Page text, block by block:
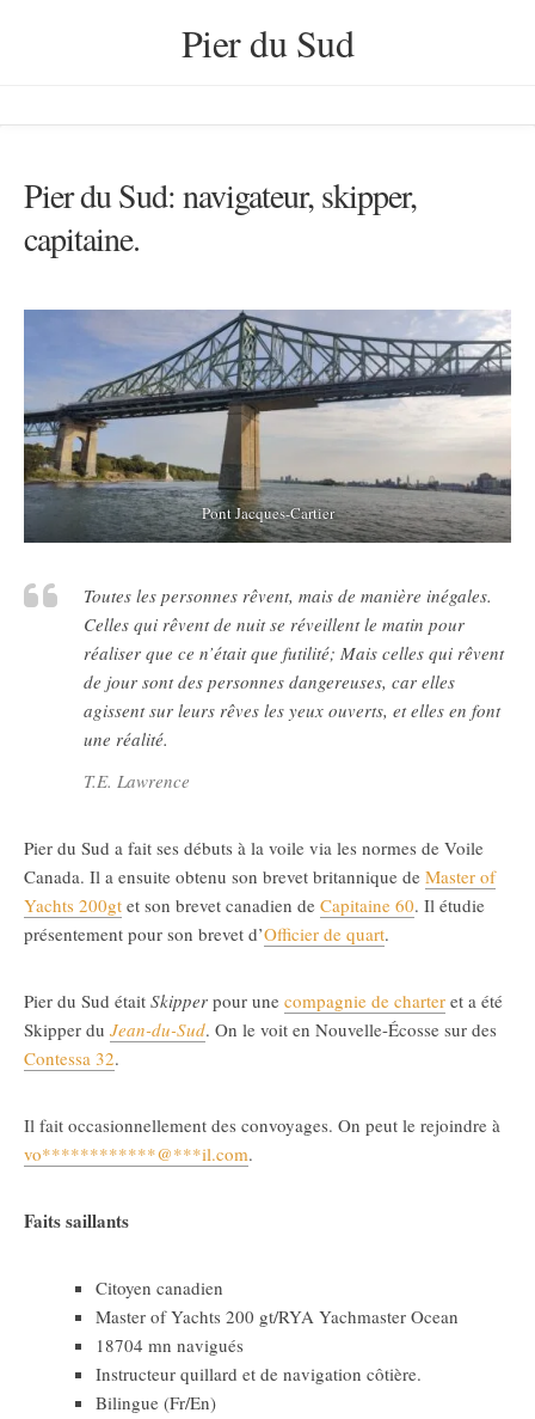
Pier du Sud
Pier du Sud: navigateur, skipper,
capitaine.
Pont Jacques-Cartier
Toutes les personnes rêvent, mais de manière inégales.
Celles qui rêvent de nuit se réveillent le matin pour
réaliser que ce n’était que futilité; Mais celles qui rêvent
de jour sont des personnes dangereuses, car elles
agissent sur leurs rêves les yeux ouverts, et elles en font
une réalité.
T.E. Lawrence
Pier du Sud a fait ses débuts à la voile via les normes de Voile
Canada. Il a ensuite obtenu son brevet britannique de Master of
Yachts 200gt et son brevet canadien de Capitaine 60. Il étudie
présentement pour son brevet d’Officier de quart.
Pier du Sud était Skipper pour une compagnie de charter et a été
Skipper du Jean-du-Sud. On le voit en Nouvelle-Écosse sur des
Contessa 32.
Il fait occasionnellement des convoyages. On peut le rejoindre à
vo************@***il.com.
Faits saillants
Citoyen canadien
Master of Yachts 200 gt/RYA Yachmaster Ocean
18704 mn navigués
Instructeur quillard et de navigation côtière.
Bilingue (Fr/En)